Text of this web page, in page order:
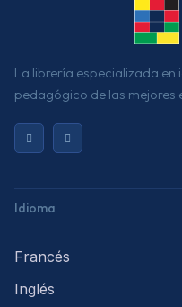
La librería especializada
pedagógico de las mejores
Idioma
Francés
Inglés